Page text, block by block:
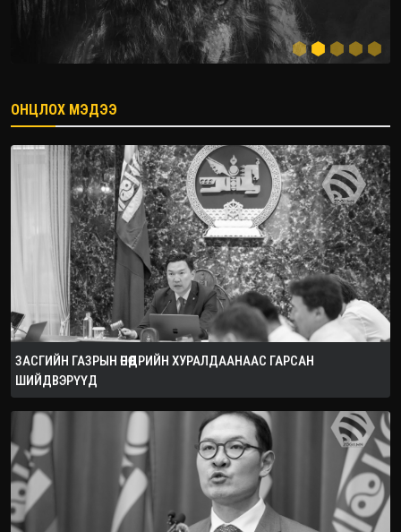
2026.08.08
ОНЦЛОХ МЭДЭЭ
ЗАСГИЙН ГАЗРЫН ӨНӨӨДРИЙН ХУРАЛДААНААС ГАРСАН
ШИЙДВЭРҮҮД